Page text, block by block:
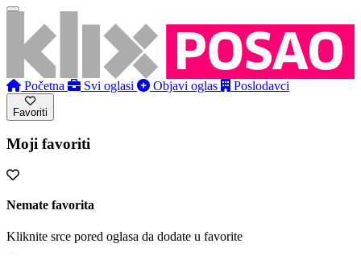
Početna Svi oglasi Objavi oglas Poslodavci
Favoriti
Moji favoriti
Nemate favorita
Kliknite srce pored oglasa da dodate u favorite